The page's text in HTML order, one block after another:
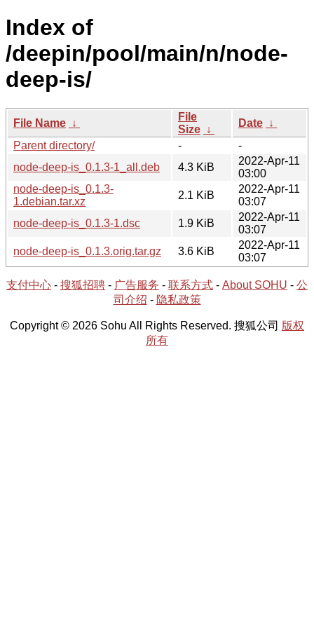
Index of
/deepin/pool/main/n/node-
deep-is/
File Name ↓
File
Size ↓
Date ↓
Parent directory/
-
-
node-deep-is_0.1.3-1_all.deb
4.3 KiB
2022-Apr-11
03:00
node-deep-is_0.1.3-
1.debian.tar.xz
2.1 KiB
2022-Apr-11
03:07
node-deep-is_0.1.3-1.dsc
1.9 KiB
2022-Apr-11
03:07
node-deep-is_0.1.3.orig.tar.gz
3.6 KiB
2022-Apr-11
03:07
支付中心 - 搜狐招聘 - 广告服务 - 联系方式 - About SOHU - 公
司介绍 - 隐私政策
Copyright © 2026 Sohu All Rights Reserved. 搜狐公司 版权
所有